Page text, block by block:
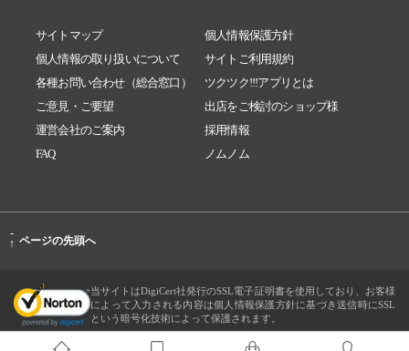
サイトマップ
個人情報保護方針
個人情報の取り扱いについて
サイトご利用規約
各種お問い合わせ（総合窓口）
ツクツク!!!アプリとは
ご意見・ご要望
出店をご検討のショップ様
運営会社のご案内
採用情報
FAQ
ノムノム
-
↑ ページの先頭へ
当サイトはDigiCert社発行のSSL電子証明書を使用しており、お客様
によって入力される内容は個人情報保護方針に基づき送信時にSSL
という暗号化技術によって保護されます。